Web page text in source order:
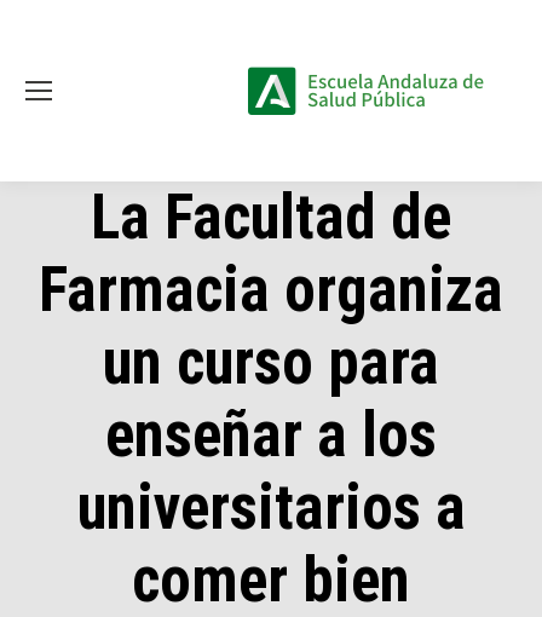
La Facultad de
Farmacia organiza
un curso para
enseñar a los
universitarios a
comer bien